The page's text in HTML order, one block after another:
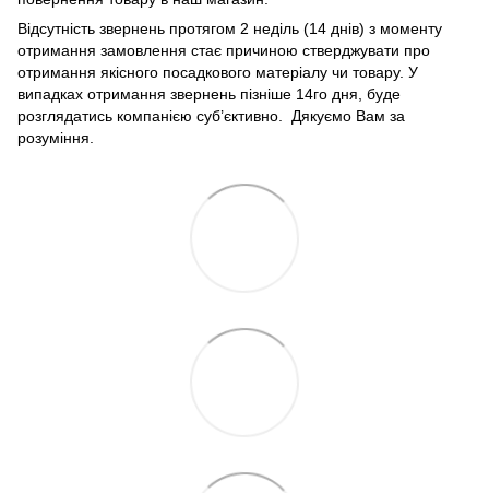
Відсутність звернень протягом 2 неділь (14 днів) з моменту
отримання замовлення стає причиною стверджувати про
отримання якісного посадкового матеріалу чи товару. У
випадках отримання звернень пізніше 14го дня, буде
розглядатись компанією суб’єктивно. Дякуємо Вам за
розуміння.